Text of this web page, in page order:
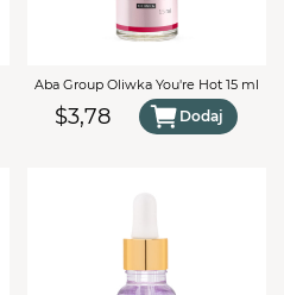
Aba Group Oliwka You're Hot 15 ml
$3,78 Dodaj